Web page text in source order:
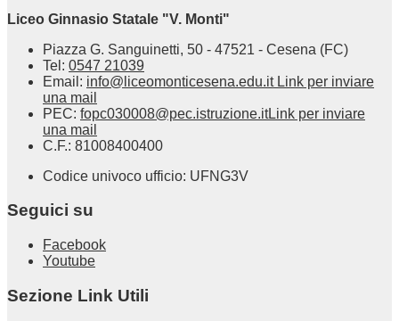
Liceo Ginnasio Statale "V. Monti"
Piazza G. Sanguinetti, 50 - 47521 - Cesena (FC)
Tel: 0547 21039
Email: info@liceomonticesena.edu.it Link per inviare
una mail
PEC: fopc030008@pec.istruzione.itLink per inviare
una mail
C.F.: 81008400400
Codice univoco ufficio: UFNG3V
Seguici su
Facebook
Youtube
Sezione Link Utili